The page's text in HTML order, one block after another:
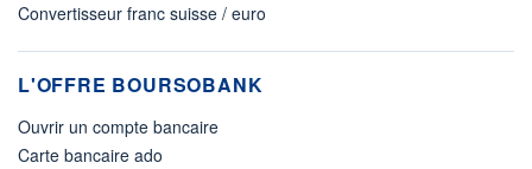
Convertisseur franc suisse / euro
L'OFFRE BOURSOBANK
Ouvrir un compte bancaire
Carte bancaire ado